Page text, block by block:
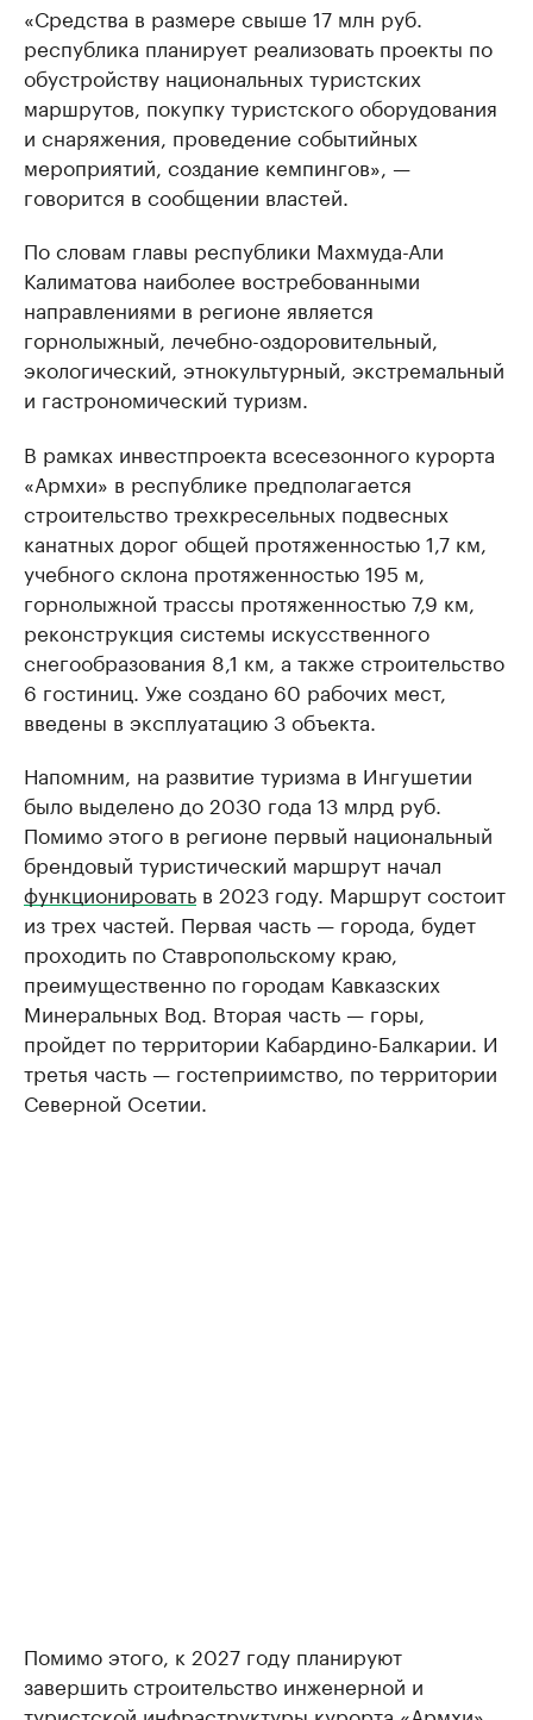
«Средства в размере свыше 17 млн руб.
республика планирует реализовать проекты по
обустройству национальных туристских
маршрутов, покупку туристского оборудования
и снаряжения, проведение событийных
мероприятий, создание кемпингов», —
говорится в сообщении властей.
По словам главы республики Махмуда-Али
Калиматова наиболее востребованными
направлениями в регионе является
горнолыжный, лечебно-оздоровительный,
экологический, этнокультурный, экстремальный
и гастрономический туризм.
В рамках инвестпроекта всесезонного курорта
«Армхи» в республике предполагается
строительство трехкресельных подвесных
канатных дорог общей протяженностью 1,7 км,
учебного склона протяженностью 195 м,
горнолыжной трассы протяженностью 7,9 км,
реконструкция системы искусственного
снегообразования 8,1 км, а также строительство
6 гостиниц. Уже создано 60 рабочих мест,
введены в эксплуатацию 3 объекта.
Напомним, на развитие туризма в Ингушетии
было выделено до 2030 года 13 млрд руб.
Помимо этого в регионе первый национальный
брендовый туристический маршрут начал
функционировать в 2023 году. Маршрут состоит
из трех частей. Первая часть — города, будет
проходить по Ставропольскому краю,
преимущественно по городам Кавказских
Минеральных Вод. Вторая часть — горы,
пройдет по территории Кабардино-Балкарии. И
третья часть — гостеприимство, по территории
Северной Осетии.
Помимо этого, к 2027 году планируют
завершить строительство инженерной и